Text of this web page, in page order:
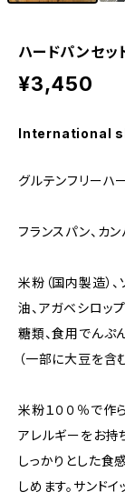
ハードパンセッ
¥3,450
International
グルテンフリーハ
フランスパン、カ
米粉（国内製造）
油、アガベシロッ
糖類、食用でんぷ
（一部に大豆を含む
米粉１００％で作
アレルギーをお持
しっかりとした食
しめます。サンド